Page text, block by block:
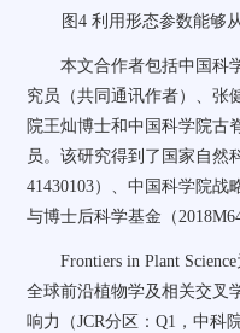
图4 利用形态参数能够
本文合作者包括中国科
究员（共同通讯作者）、张
院王灿博士和中国科学院古
员。该研究得到了国家自然
41430103）、中国科学院战
与博士后科学基金（
Frontiers in Plant Science
全球前沿植物学及相关交叉
响力（JCR分区：Q1 ，中科